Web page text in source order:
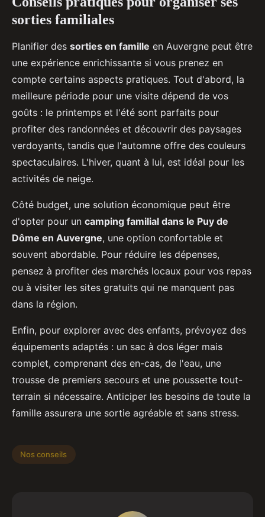
sorties familiales
Planifier des sorties en famille en Auvergne peut être
une expérience enrichissante si vous prenez en
compte certains aspects pratiques. Tout d'abord, la
meilleure période pour une visite dépend de vos
goûts : le printemps et l'été sont parfaits pour
profiter des randonnées et découvrir des paysages
verdoyants, tandis que l'automne offre des couleurs
spectaculaires. L'hiver, quant à lui, est idéal pour les
activités de neige.
Côté budget, une solution économique peut être
d'opter pour un camping familial dans le Puy de
Dôme en Auvergne, une option confortable et
souvent abordable. Pour réduire les dépenses,
pensez à profiter des marchés locaux pour vos repas
ou à visiter les sites gratuits qui ne manquent pas
dans la région.
Enfin, pour explorer avec des enfants, prévoyez des
équipements adaptés : un sac à dos léger mais
complet, comprenant des en-cas, de l'eau, une
trousse de premiers secours et une poussette tout-
terrain si nécessaire. Anticiper les besoins de toute la
famille assurera une sortie agréable et sans stress.
Nos conseils